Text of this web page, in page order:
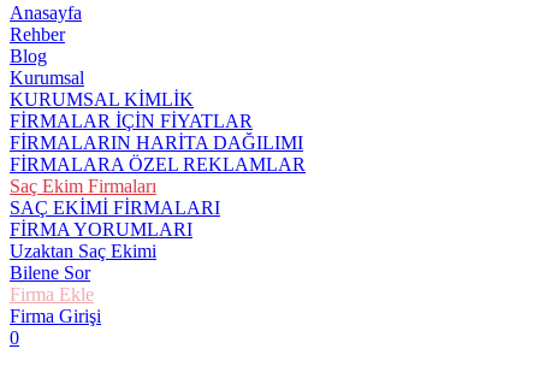
Anasayfa
Rehber
Blog
Kurumsal
KURUMSAL KİMLİK
FİRMALAR İÇİN FİYATLAR
FİRMALARIN HARİTA DAĞILIMI
FİRMALARA ÖZEL REKLAMLAR
Saç Ekim Firmaları
SAÇ EKİMİ FİRMALARI
FİRMA YORUMLARI
Uzaktan Saç Ekimi
Bilene Sor
Firma Ekle
Firma Girişi
0